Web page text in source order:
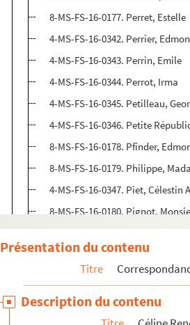
8-MS-FS-16-0177. Perret, Estelle
4-MS-FS-16-0342. Perrier,
4-MS-FS-16-0343. Perrin, Emile
4-MS-FS-16-0344. Perrot, Irma
4-MS-FS-16-0345. Petilleau,
4-MS-FS-16-0346. Petite
8-MS-FS-16-0178. Pfinder,
8-MS-FS-16-0179. Philippe,
4-MS-FS-16-0347. Piet, Célestin
8-MS-FS-16-0180. Pignot,
4-MS-FS-16-0348. Pischoff,
4-MS-FS-16-0349. Pitot de
4-MS-FS-16-0350. Planès, A.
4-MS-FS-16-0351. Poddine, Jean
Présentation du contenu
Titre
Description du contenu